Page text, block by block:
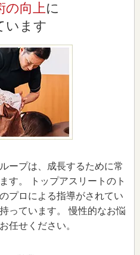
の向上に
います
ープは、成長するために常
す。 トップアスリートのト
プロによる指導がされてい
っています。 慢性的なお悩
任せください。